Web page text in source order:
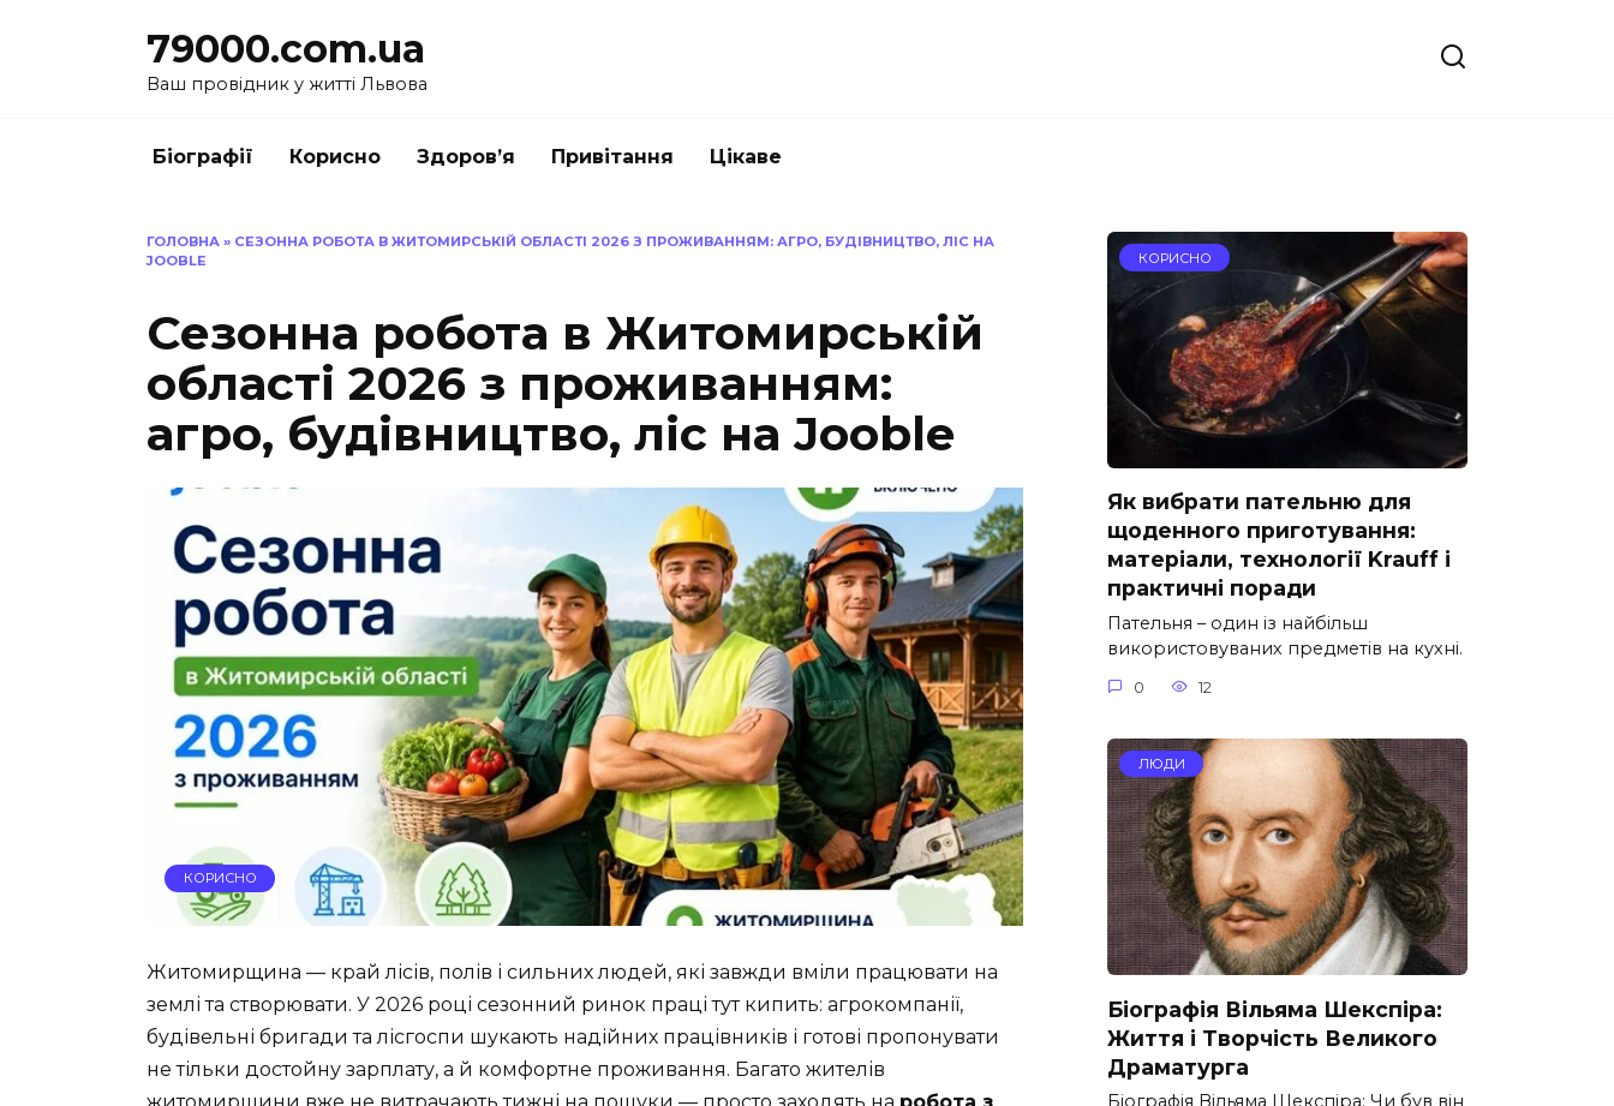
79000.com.ua
Ваш провідник у житті Львова
Біографії Корисно Здоров’я Привітання Цікаве
ГОЛОВНА » СЕЗОННА РОБОТА В ЖИТОМИРСЬКІЙ ОБЛАСТІ 2026 З ПРОЖИВАННЯМ: АГРО, БУДІВНИЦТВО, ЛІС НА
JOOBLE
Сезонна робота в Житомирській
області 2026 з проживанням:
агро, будівництво, ліс на Jooble
КОРИСНО
Житомирщина — край лісів, полів і сильних людей, які завжди вміли працювати на
землі та створювати. У 2026 році сезонний ринок праці тут кипить: агрокомпанії,
будівельні бригади та лісгоспи шукають надійних працівників і готові пропонувати
не тільки достойну зарплату, а й комфортне проживання. Багато жителів
КОРИСНО
Як вибрати пательню для
щоденного приготування:
матеріали, технології Krauff і
практичні поради
Пательня – один із найбільш
використовуваних предметів на кухні.
0 12
ЛЮДИ
Біографія Вільяма Шекспіра:
Життя і Творчість Великого
Драматурга